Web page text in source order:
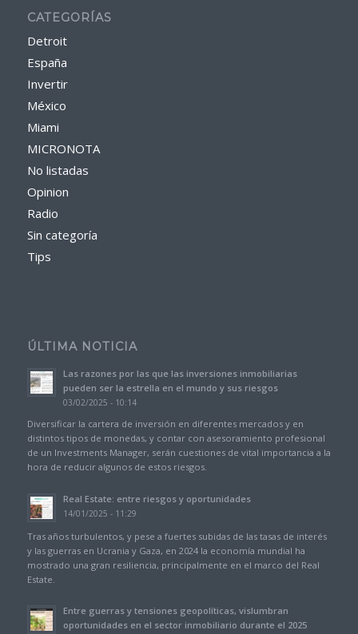
CATEGORÍAS
Detroit
España
Invertir
México
Miami
MICRONOTA
No listadas
Opinion
Radio
Sin categoría
Tips
ÚLTIMA NOTICIA
Las razones por las que las inversiones inmobiliarias
pueden ser la estrella en el mundo y sus riesgos
03/02/2025 - 10:14
Diversificar la cartera de inversión en diferentes mercados y en
distintos tipos de monedas, y contar con asesoramiento profesional
de un Investments Manager, serán cuestiones de vital importancia a la
hora de reducir algunos de estos riesgos.
Real Estate: entre riesgos y oportunidades
14/01/2025 - 11:29
Tras años turbulentos, y pese a fuertes subidas de las tasas de interés
y las guerras en Ucrania y Gaza, en 2024 la economía mundial ha
mostrado una gran resiliencia, principalmente en el marco del Real
Estate.
Entre guerras y tensiones geopolíticas, vislumbran
oportunidades en el sector inmobiliario durante el 2025